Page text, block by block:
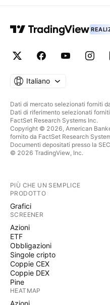
Italiano
Dati di mercato selezionati forniti
Dati di riferimento selezionati
FactSet Research Systems Inc.
Copyright © 2026, American
fornito da FactSet Research
Documenti depositati presso la
© 2026 TradingView, Inc.
PIÙ CHE UN SEMPLICE
PRODOTTO
Grafici
SCREENER
Azioni
ETF
Obbligazioni
Singole cripto
Coppie CEX
Coppie DEX
Pine
HEATMAP
Azioni